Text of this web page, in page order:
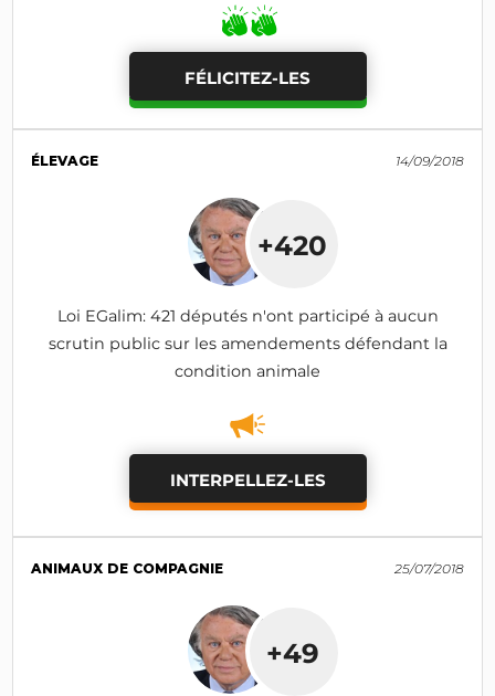
FÉLICITEZ-LES
ÉLEVAGE 14/09/2018
+420
Loi EGalim: 421 députés n'ont participé à aucun
scrutin public sur les amendements défendant la
condition animale
INTERPELLEZ-LES
ANIMAUX DE COMPAGNIE 25/07/2018
+49